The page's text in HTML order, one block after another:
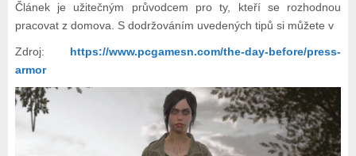
Článek je užitečným průvodcem pro ty, kteří se rozhodnou
pracovat z domova. S dodržováním uvedených tipů si můžete v
Zdroj: https://www.pcgamesn.com/the-day-before/press-
armor